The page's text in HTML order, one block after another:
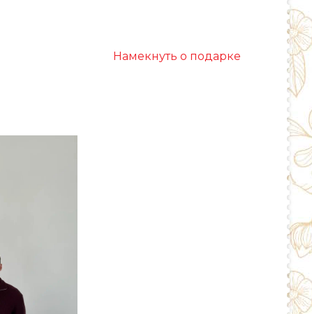
Намекнуть о подарке